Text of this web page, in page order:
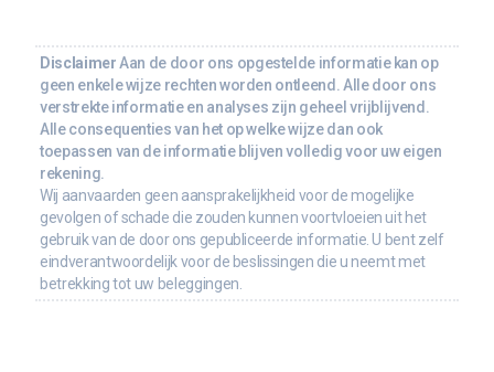
Disclaimer Aan de door ons opgestelde informatie kan op
geen enkele wijze rechten worden ontleend. Alle door ons
verstrekte informatie en analyses zijn geheel vrijblijvend.
Alle consequenties van het op welke wijze dan ook
toepassen van de informatie blijven volledig voor uw eigen
rekening.
Wij aanvaarden geen aansprakelijkheid voor de mogelijke
gevolgen of schade die zouden kunnen voortvloeien uit het
gebruik van de door ons gepubliceerde informatie. U bent zelf
eindverantwoordelijk voor de beslissingen die u neemt met
betrekking tot uw beleggingen.